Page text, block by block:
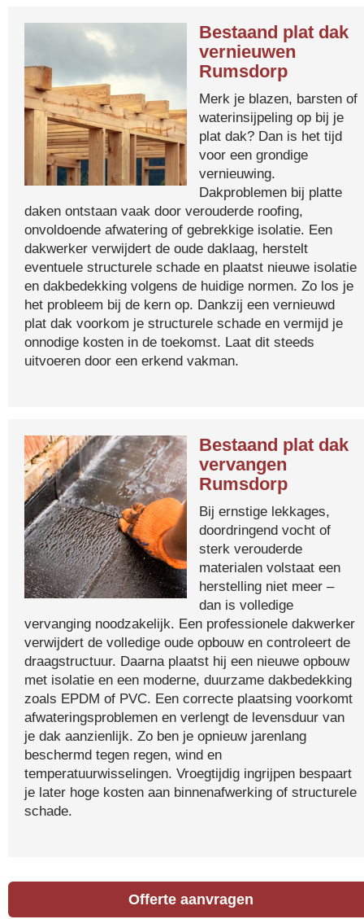
Bestaand plat dak
vernieuwen
Rumsdorp
Merk je blazen, barsten of
waterinsijpeling op bij je
plat dak? Dan is het tijd
voor een grondige
vernieuwing.
Dakproblemen bij platte
daken ontstaan vaak door verouderde roofing,
onvoldoende afwatering of gebrekkige isolatie. Een
dakwerker verwijdert de oude daklaag, herstelt
eventuele structurele schade en plaatst nieuwe isolatie
en dakbedekking volgens de huidige normen. Zo los je
het probleem bij de kern op. Dankzij een vernieuwd
plat dak voorkom je structurele schade en vermijd je
onnodige kosten in de toekomst. Laat dit steeds
uitvoeren door een erkend vakman.
Bestaand plat dak
vervangen
Rumsdorp
Bij ernstige lekkages,
doordringend vocht of
sterk verouderde
materialen volstaat een
herstelling niet meer –
dan is volledige
vervanging noodzakelijk. Een professionele dakwerker
verwijdert de volledige oude opbouw en controleert de
draagstructuur. Daarna plaatst hij een nieuwe opbouw
met isolatie en een moderne, duurzame dakbedekking
zoals EPDM of PVC. Een correcte plaatsing voorkomt
afwateringsproblemen en verlengt de levensduur van
je dak aanzienlijk. Zo ben je opnieuw jarenlang
beschermd tegen regen, wind en
temperatuurwisselingen. Vroegtijdig ingrijpen bespaart
je later hoge kosten aan binnenafwerking of structurele
schade.
Offerte aanvragen